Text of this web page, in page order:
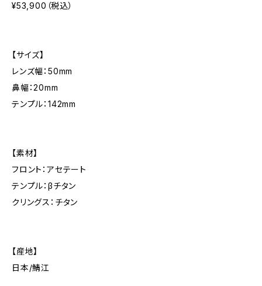
¥53,900（税込）
【サイズ】
レンズ幅：50mm
鼻幅：20mm
テンプル：142mm
【素材】
フロント：アセテート
テンプル：βチタン
クリングス：チタン
【産地】
日本/鯖江